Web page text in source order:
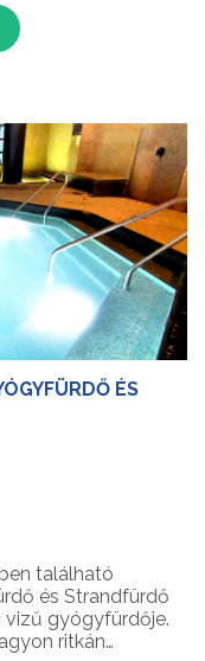
ÉS
található
és Strandfürdő
gyógyfürdője.
ritkán